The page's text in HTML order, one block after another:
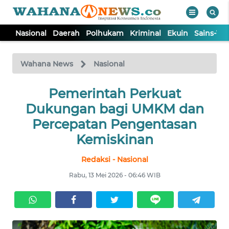
Nasional Daerah Polhukam Kriminal Ekuin Sains-
Wahana News Nasional
Pemerintah Perkuat
Dukungan bagi UMKM dan
Percepatan Pengentasan
Kemiskinan
Redaksi - Nasional
Rabu, 13 Mei 2026 - 06:46 WIB
TV
Tutup
NASIONAL
DAERAH
EKUIN